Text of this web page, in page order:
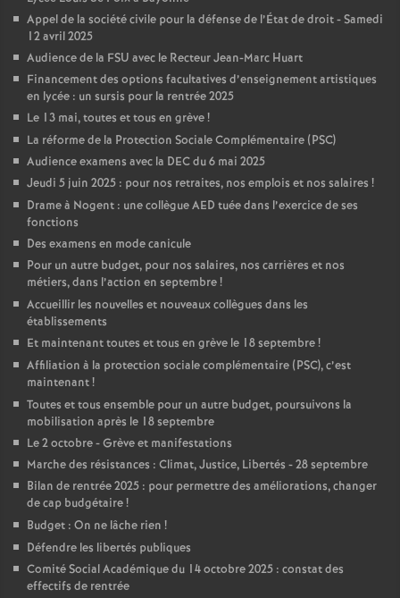
Appel de la société civile pour la défense de l’État de droit - Samedi
12 avril 2025
Audience de la FSU avec le Recteur Jean-Marc Huart
Financement des options facultatives d’enseignement artistiques
en lycée : un sursis pour la rentrée 2025
Le 13 mai, toutes et tous en grève!
La réforme de la Protection Sociale Complémentaire (PSC)
Audience examens avec la DEC du 6 mai 2025
Jeudi 5 juin 2025 : pour nos retraites, nos emplois et nos salaires !
Drame à Nogent : une collègue AED tuée dans l’exercice de ses
fonctions
Des examens en mode canicule
Pour un autre budget, pour nos salaires, nos carrières et nos
métiers, dans l’action en septembre!
Accueillir les nouvelles et nouveaux collègues dans les
établissements
Et maintenant toutes et tous en grève le 18 septembre!
Affiliation à la protection sociale complémentaire (PSC), c’est
maintenant!
Toutes et tous ensemble pour un autre budget, poursuivons la
mobilisation après le 18 septembre
Le 2 octobre - Grève et manifestations
Marche des résistances : Climat, Justice, Libertés - 28 septembre
Bilan de rentrée 2025 : pour permettre des améliorations, changer
de cap budgétaire!
Budget : On ne lâche rien !
Défendre les libertés publiques
Comité Social Académique du 14 octobre 2025 : constat des
effectifs de rentrée